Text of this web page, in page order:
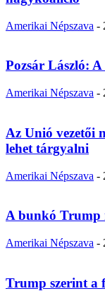
Amerikai Népszava -
Pozsár László:
Amerikai Népszava -
Az Unió vezetői
lehet tárgyalni
Amerikai Népszava -
A bunkó Trump
Amerikai Népszava -
Trump szerint a